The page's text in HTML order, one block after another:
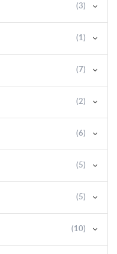
(3)
(1)
(7)
(2)
(6)
(5)
(5)
(10)